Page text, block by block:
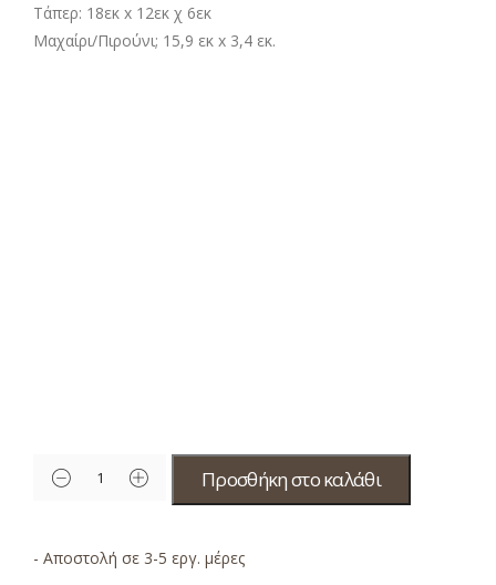
Τάπερ: 18εκ x 12εκ χ 6εκ
Μαχαίρι/Πιρούνι; 15,9 εκ x 3,4 εκ.
Προσθήκη στο καλάθι
- Αποστολή σε 3-5 εργ. μέρες